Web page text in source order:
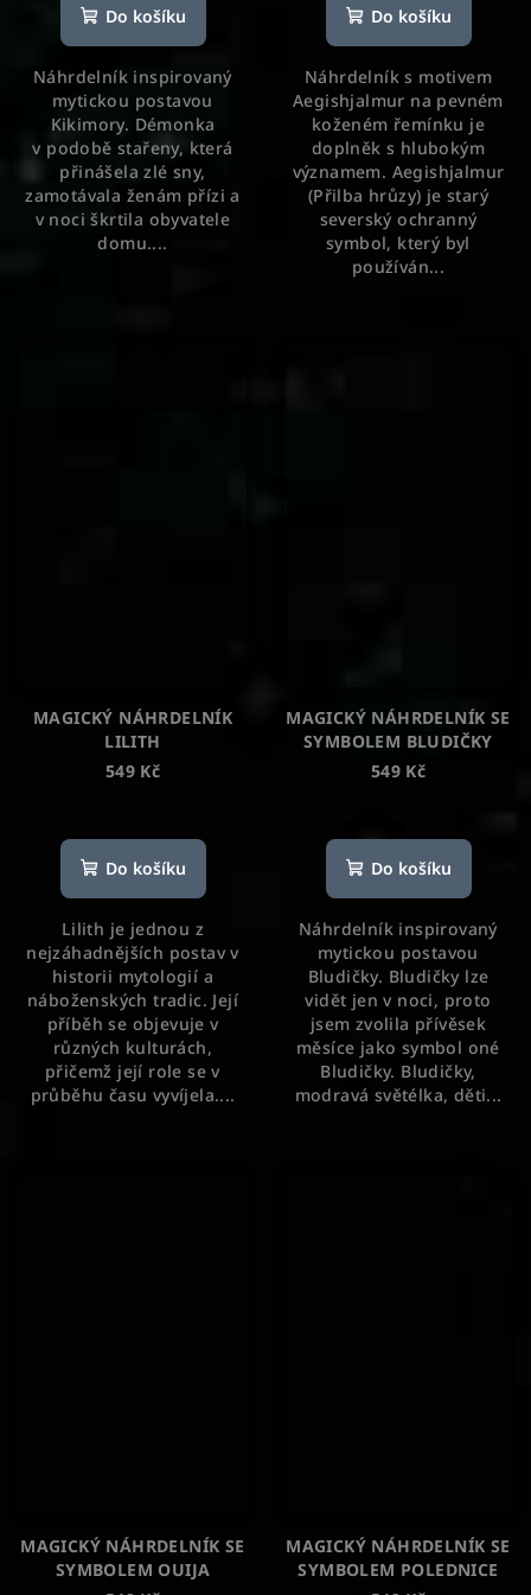
Do košíku
Náhrdelník inspirovaný
mytickou postavou
Kikimory. Démonka
v podobě stařeny, která
přinášela zlé sny,
zamotávala ženám přízi a
v noci škrtila obyvatele
domu....
produktu
z
5
hvězdiček.
Do košíku
Náhrdelník s motivem
Aegishjalmur na pevném
koženém řemínku je
doplněk s hlubokým
významem. Aegishjalmur
(Přilba hrůzy) je starý
severský ochranný
symbol, který byl
používán...
MAGICKÝ NÁHRDELNÍK
LILITH
549 Kč
hodnocení
produktu
z
5
hvězdiček.
Do košíku
Lilith je jednou z
nejzáhadnějších postav v
historii mytologií a
náboženských tradic. Její
příběh se objevuje v
různých kulturách,
přičemž její role se v
průběhu času vyvíjela....
MAGICKÝ NÁHRDELNÍK SE
SYMBOLEM BLUDIČKY
549 Kč
hodnocení
produktu
z
5
hvězdiček.
Do košíku
Náhrdelník inspirovaný
mytickou postavou
Bludičky. Bludičky lze
vidět jen v noci, proto
jsem zvolila přívěsek
měsíce jako symbol oné
Bludičky. Bludičky,
modravá světélka, děti...
MAGICKÝ NÁHRDELNÍK SE
SYMBOLEM OUIJA
MAGICKÝ NÁHRDELNÍK SE
SYMBOLEM POLEDNICE